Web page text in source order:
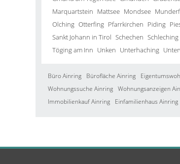
Marquartstein Mattsee Mondsee
Olching Otterfing Pfarrkirchen Piding
Sankt Johann in Tirol Schechen Schleching
Töging am Inn Unken Unterhaching
Büro Ainring Bürofläche Ainring
Wohnungssuche Ainring Wohnungsanzeigen
Immobilienkauf Ainring
Einfamilienhaus Ainring